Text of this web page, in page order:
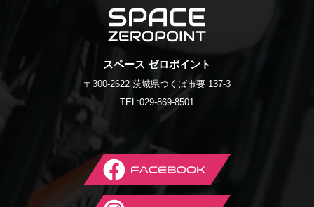
SPACE
ZEROPOINT
スペース ゼロポイント
〒300-2622 茨城県つくば市要 137-3
TEL:029-869-8501